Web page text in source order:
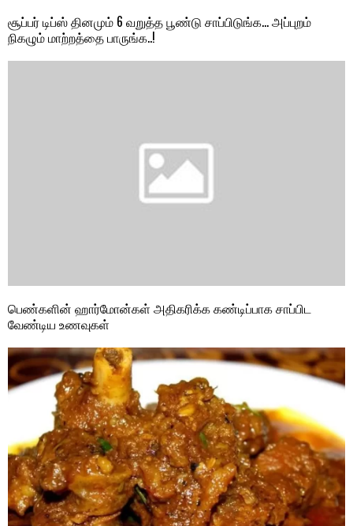
சூப்பர் டிப்ஸ் தினமும் 6 வறுத்த பூண்டு சாப்பிடுங்க… அப்புறம்
நிகழும் மாற்றத்தை பாருங்க..!
பெண்களின் ஹார்மோன்கள் அதிகரிக்க கண்டிப்பாக சாப்பிட
வேண்டிய உணவுகள்